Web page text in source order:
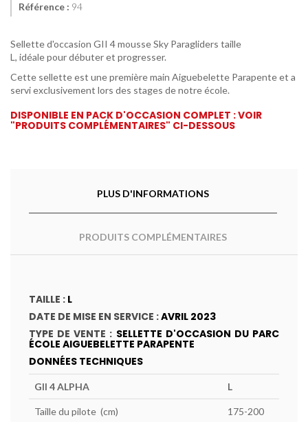
Référence : 94
Sellette d'occasion GII 4 mousse Sky Paragliders taille
L, idéale pour débuter et progresser.
Cette sellette est une première main Aiguebelette Parapente et a
servi exclusivement lors des stages de notre école.
DISPONIBLE EN PACK D'OCCASION COMPLET : VOIR
"PRODUITS COMPLÉMENTAIRES" CI-DESSOUS
PLUS D'INFORMATIONS
PRODUITS COMPLÉMENTAIRES
TAILLE : L
DATE DE MISE EN SERVICE :AVRIL 2023
TYPE DE VENTE : SELLETTE D'OCCASION DU PARC
ÉCOLE AIGUEBELETTE PARAPENTE
DONNÉES TECHNIQUES
GII 4 ALPHA L
Taille du pilote (cm) 175-200